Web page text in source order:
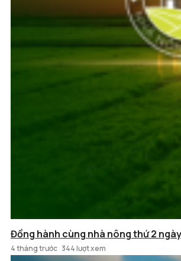
Đồng hành cùng nhà nông thứ 2
4 tháng trước 344 lượt xem